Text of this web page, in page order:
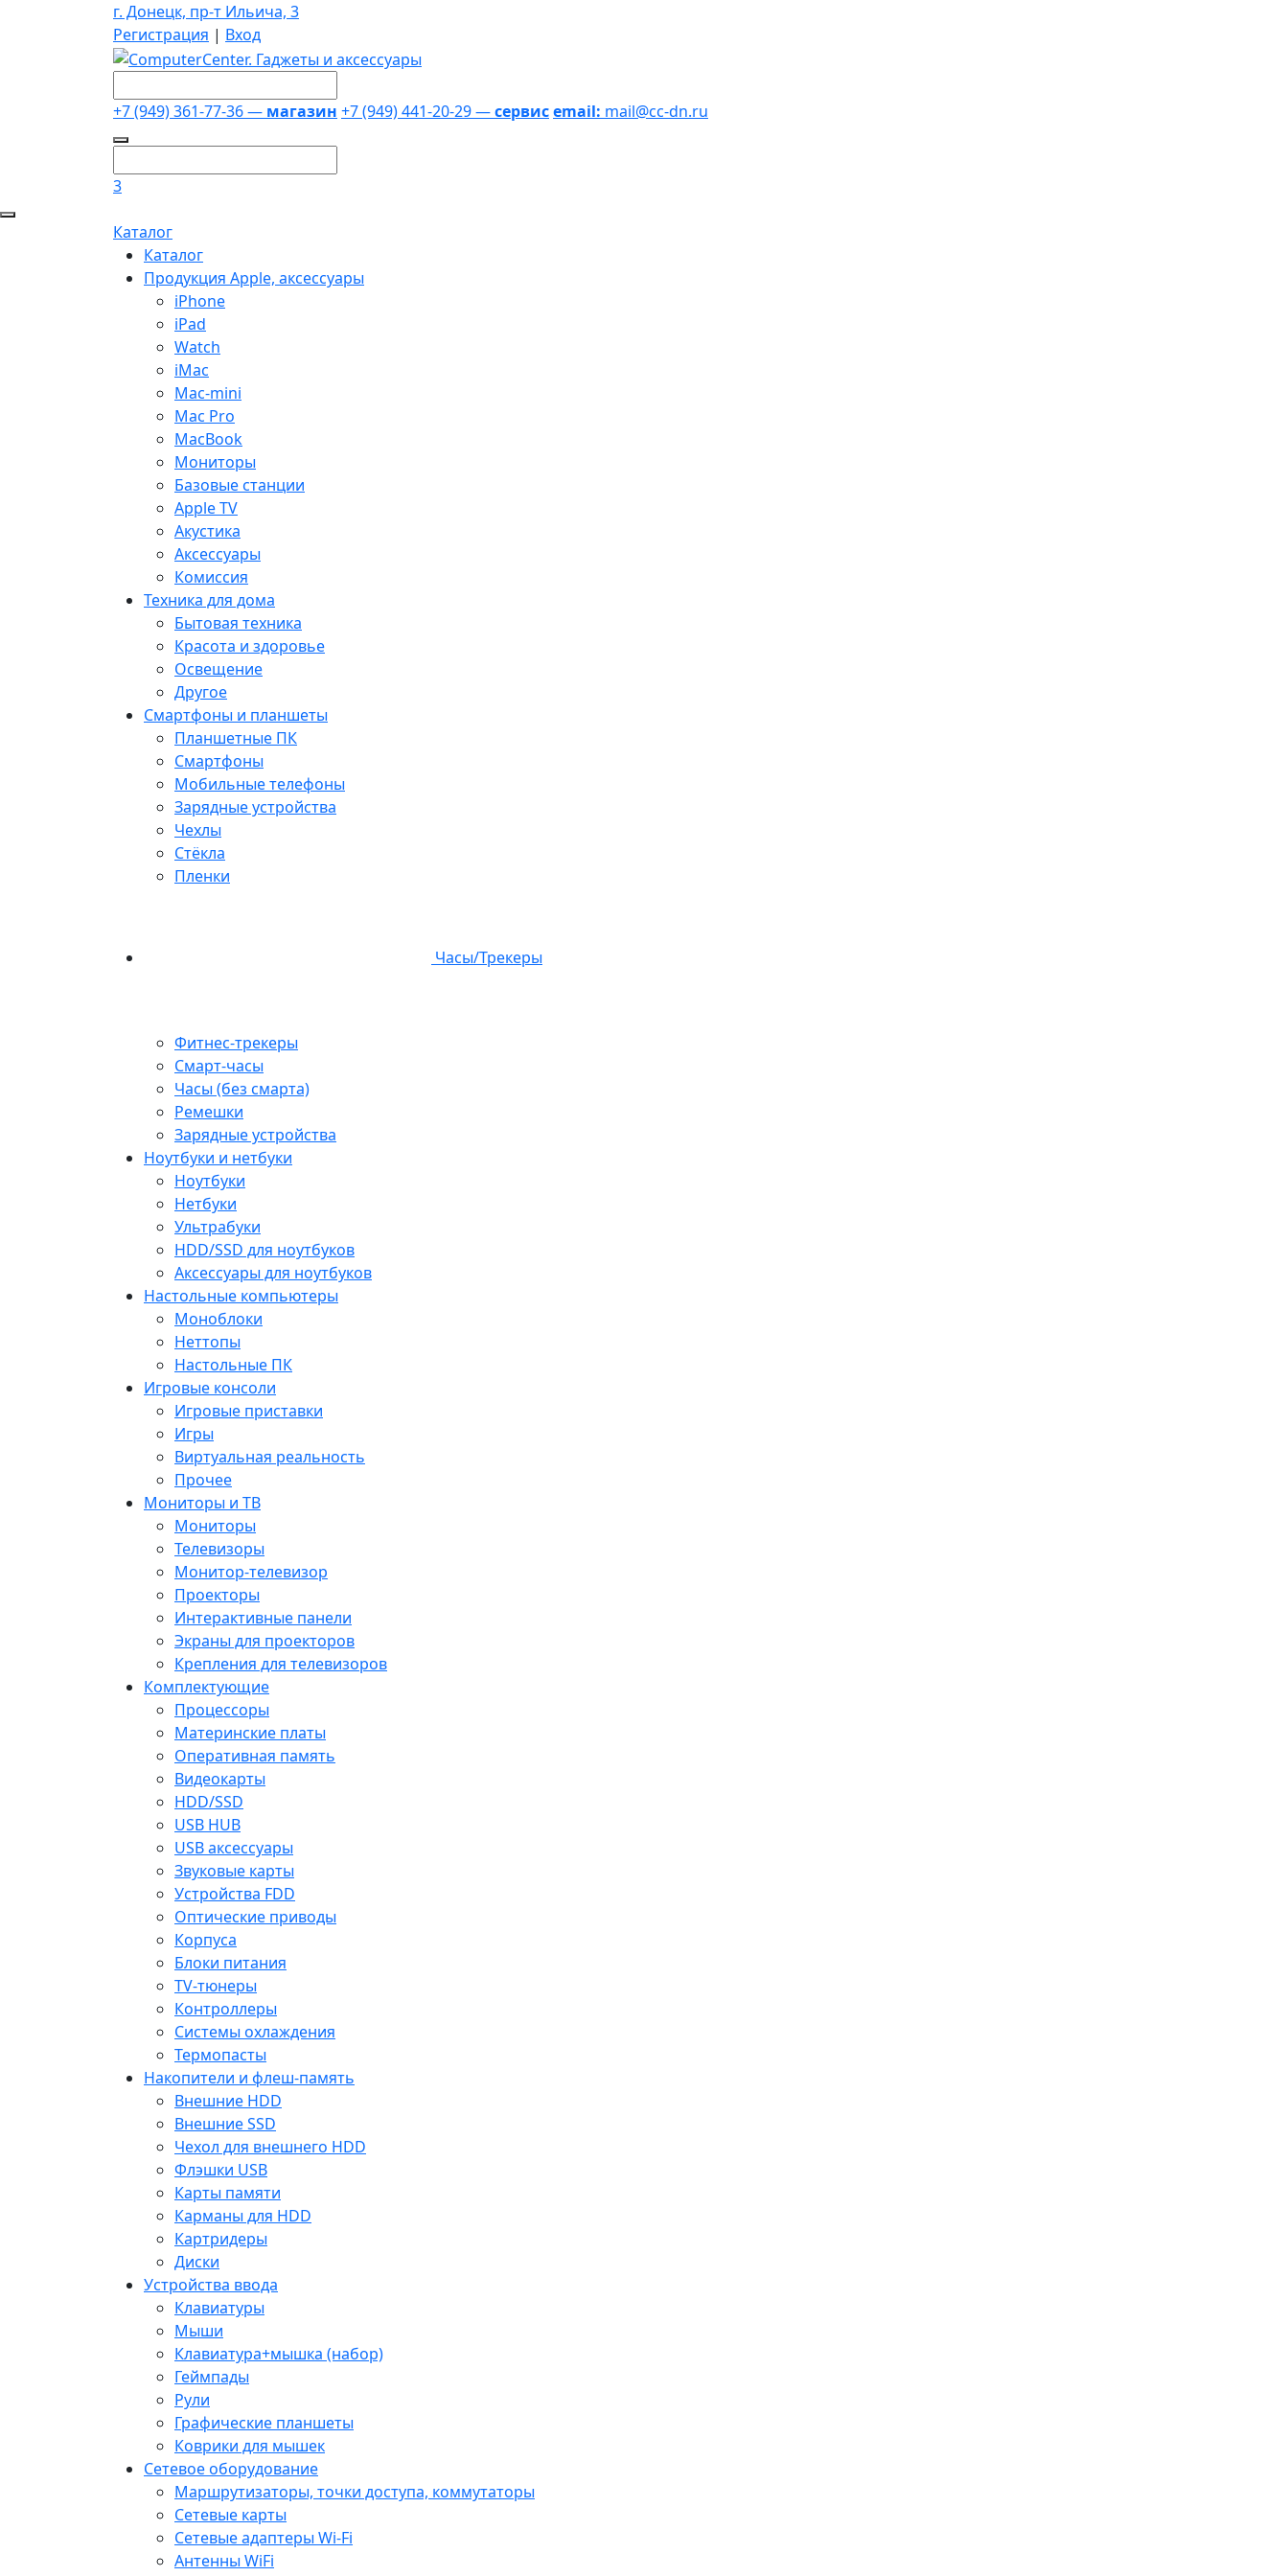
г. Донецк, пр-т Ильича, 3
Регистрация | Вход
+7 (949) 361-77-36 — магазин +7 (949) 441-20-29 —сервисemail: mail@cc-dn.ru
3
Каталог
Каталог
Продукция Apple, аксессуары
iPhone
iPad
Watch
iMac
Mac-mini
Mac Pro
MacBook
Мониторы
Базовые станции
Apple TV
Акустика
Аксессуары
Комиссия
Техника для дома
Бытовая техника
Красота и здоровье
Освещение
Другое
Смартфоны и планшеты
Планшетные ПК
Смартфоны
Мобильные телефоны
Зарядные устройства
Чехлы
Стёкла
Пленки
Часы/Трекеры
Фитнес-трекеры
Смарт-часы
Часы (без смарта)
Ремешки
Зарядные устройства
Ноутбуки и нетбуки
Ноутбуки
Нетбуки
Ультрабуки
HDD/SSD для ноутбуков
Аксессуары для ноутбуков
Настольные компьютеры
Моноблоки
Неттопы
Настольные ПК
Игровые консоли
Игровые приставки
Игры
Виртуальная реальность
Прочее
Мониторы и ТВ
Мониторы
Телевизоры
Монитор-телевизор
Проекторы
Интерактивные панели
Экраны для проекторов
Крепления для телевизоров
Комплектующие
Процессоры
Материнские платы
Оперативная память
Видеокарты
HDD/SSD
USB HUB
USB аксессуары
Звуковые карты
Устройства FDD
Оптические приводы
Корпуса
Блоки питания
TV-тюнеры
Контроллеры
Системы охлаждения
Термопасты
Накопители и флеш-память
Внешние HDD
Внешние SSD
Чехол для внешнего HDD
Флэшки USB
Карты памяти
Карманы для HDD
Картридеры
Диски
Устройства ввода
Клавиатуры
Мыши
Клавиатура+мышка (набор)
Геймпады
Рули
Графические планшеты
Коврики для мышек
Сетевое оборудование
Маршрутизаторы, точки доступа, коммутаторы
Сетевые карты
Сетевые адаптеры Wi-Fi
Антенны WiFi